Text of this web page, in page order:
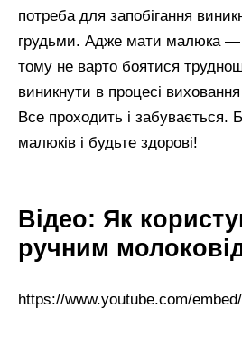
потреба для запобігання
грудьми. Адже мати малюка —
тому не варто боятися
виникнути в процесі
Все проходить і забувається.
малюків і будьте здорові!
Відео: Як
ручним
https://www.youtube.com/